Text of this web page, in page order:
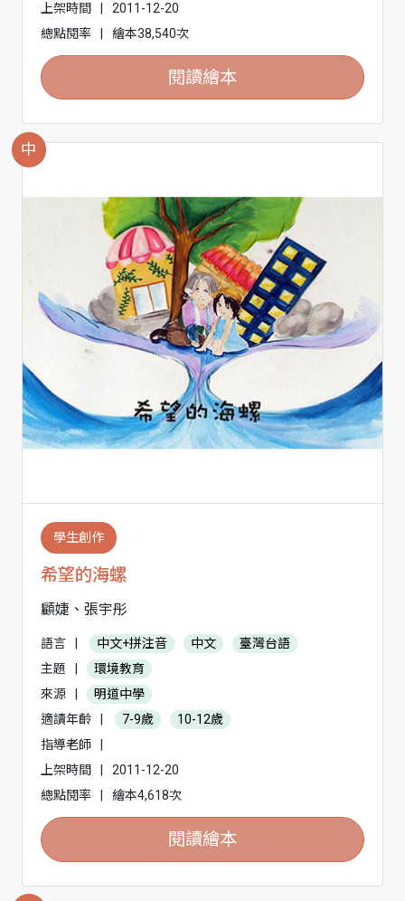
上架時間
2011-12-20
總點閱率
繪本38,540次
閱讀繪本
中
學生創作
希望的海螺
顧婕、張宇彤
語言 中文+拼注音 中文
臺灣台語
主題
環境教育
來源
明道中學
適讀年齡
7-9歲
10-12歲
指導老師
上架時間
2011-12-20
總點閱率
繪本4,618次
閱讀繪本